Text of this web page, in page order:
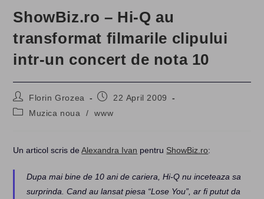
ShowBiz.ro – Hi-Q au
transformat filmarile clipului
intr-un concert de nota 10
Post
author:
Florin Grozea
Post22 April 2009
PostMuzica noua / www
Un articol scris deAlexandra Ivan pentru ShowBiz.ro:
Dupa mai bine de 10 ani de cariera, Hi-Q nu inceteaza sa
surprinda. Cand au lansat piesa “Lose You”, ar fi putut da